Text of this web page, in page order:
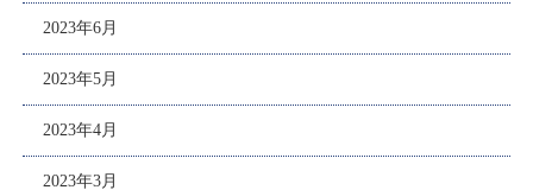
2023年6月
2023年5月
2023年4月
2023年3月